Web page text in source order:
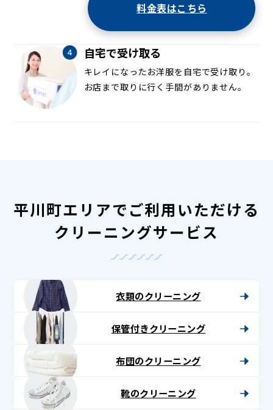
料金表はこちら
自宅で受け取る
キレイになったお洋服を自宅で受け取り。
お店まで取りに行く手間がありません。
平川町エリアでご利用いただける
クリーニングサービス
衣類のクリーニング
保管付きクリーニング
布団のクリーニング
靴のクリーニング